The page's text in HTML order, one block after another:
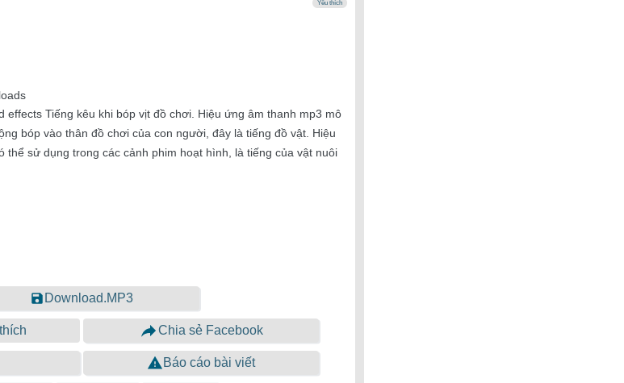
Yêu thích
effects Tiếng kêu khi bóp vịt đồ chơi. Hiệu ứng âm thanh mp3 mô
bóp vào thân đồ chơi của con người, đây là tiếng đồ vật. Hiệu
thể sử dụng trong các cảnh phim hoạt hình, là tiếng của vật nuôi
Download.MP3
Chia sẻ Facebook
Báo cáo bài viết